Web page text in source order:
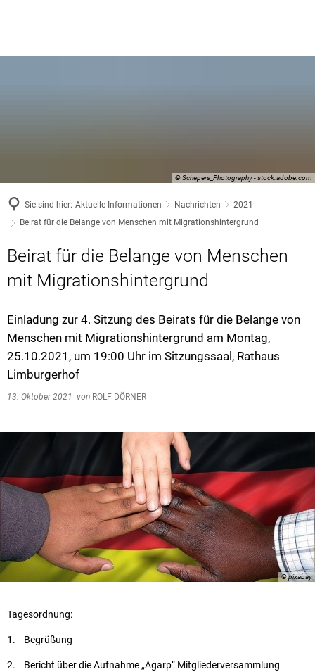
© Schepers_Photography - stock.adobe.com
Sie sind hier: Aktuelle Informationen Nachrichten
2021
Beirat für die Belange von Menschen mit Migrationshintergrund
Beirat für die Belange von Menschen
mit Migrationshintergrund
Einladung zur 4. Sitzung des Beirats für die Belange von
Menschen mit Migrationshintergrund am Montag,
25.10.2021, um 19:00 Uhr im Sitzungssaal, Rathaus
Limburgerhof
13. Oktober 2021 von ROLF DÖRNER
© pixabay
Tagesordnung:
1. Begrüßung
2. Bericht über die Aufnahme „Agarp“ Mitgliederversammlung